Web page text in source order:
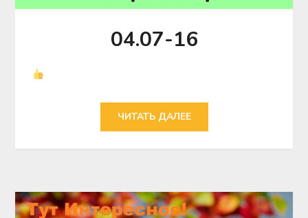
04.07-16
ЧИТАТЬ ДАЛЕЕ